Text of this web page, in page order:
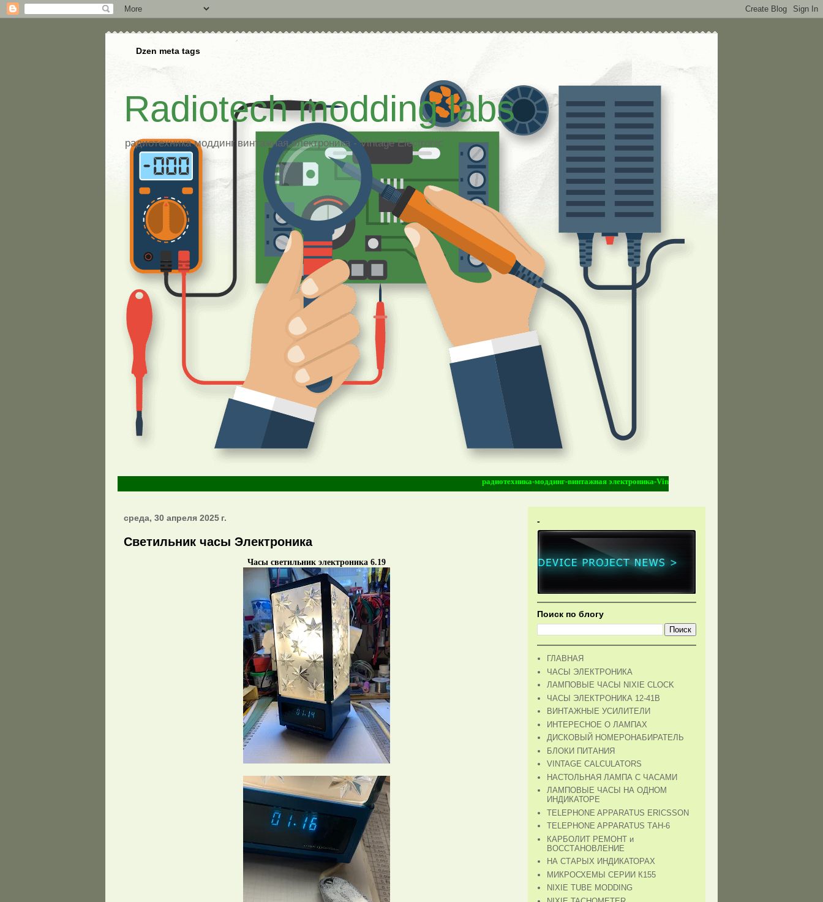
Dzen meta tags
Radiotech modding labs
радиотехника моддинг винтажная электроника - Vintage Electronic
радиотехника-моддинг-винтажная электроника-Vintage Electronic-киберпанк
среда, 30 апреля 2025 г.
Светильник часы Электроника
Часы светильник электроника 6.19
-
Поиск по блогу
ГЛАВНАЯ
ЧАСЫ ЭЛЕКТРОНИКА
ЛАМПОВЫЕ ЧАСЫ NIXIE CLOCK
ЧАСЫ ЭЛЕКТРОНИКА 12-41В
ВИНТАЖНЫЕ УСИЛИТЕЛИ
ИНТЕРЕСНОЕ О ЛАМПАХ
ДИСКОВЫЙ НОМЕРОНАБИРАТЕЛЬ
БЛОКИ ПИТАНИЯ
VINTAGE CALCULATORS
НАСТОЛЬНАЯ ЛАМПА С ЧАСАМИ
ЛАМПОВЫЕ ЧАСЫ НА ОДНОМ
ИНДИКАТОРЕ
TELEPHONE APPARATUS ERICSSON
TELEPHONE APPARATUS ТАН-6
КАРБОЛИТ РЕМОНТ и
ВОССТАНОВЛЕНИЕ
НА СТАРЫХ ИНДИКАТОРАХ
МИКРОСХЕМЫ СЕРИИ К155
NIXIE TUBE MODDING